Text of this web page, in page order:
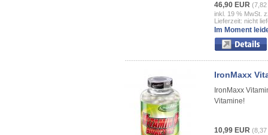
46,90 EUR (7,82
inkl. 19 % MwSt.
Lieferzeit: nicht
Im Moment
IronMaxx
IronMaxx
Vitamine!
10,99 EUR (8,37